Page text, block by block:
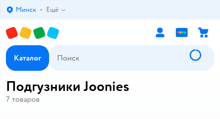
Выбор адреса доставки.
Минск Ещё
Каталог
Подгузники Joonies
7 товаров